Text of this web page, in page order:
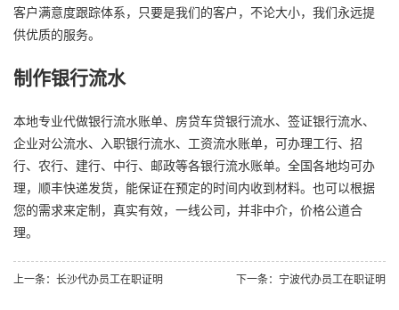
客户满意度跟踪体系，只要是我们的客户，不论大小，我们永远提
供优质的服务。
制作银行流水
本地专业代做银行流水账单、房贷车贷银行流水、签证银行流水、
企业对公流水、入职银行流水、工资流水账单，可办理工行、招
行、农行、建行、中行、邮政等各银行流水账单。全国各地均可办
理，顺丰快递发货，能保证在预定的时间内收到材料。也可以根据
您的需求来定制，真实有效，一线公司，并非中介，价格公道合
理。
上一条：长沙代办员工在职证明 下一条：宁波代办员工在职证明